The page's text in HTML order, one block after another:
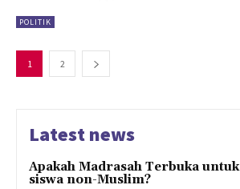
POLITIK
1 2
Latest news
Apakah Madrasah Terbuka untuk
siswa non-Muslim?